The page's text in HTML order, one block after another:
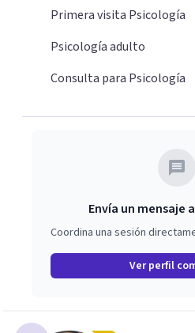
Primera visita Psicología
Psicología adulto
Consulta para Psicología
Envía un mensaje
Coordina una sesión
Ver perfil